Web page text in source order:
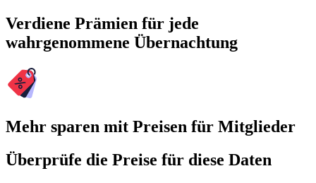
Verdiene Prämien für jede
wahrgenommene Übernachtung
Mehr sparen mit Preisen für Mitglieder
Überprüfe die Preise für diese Daten